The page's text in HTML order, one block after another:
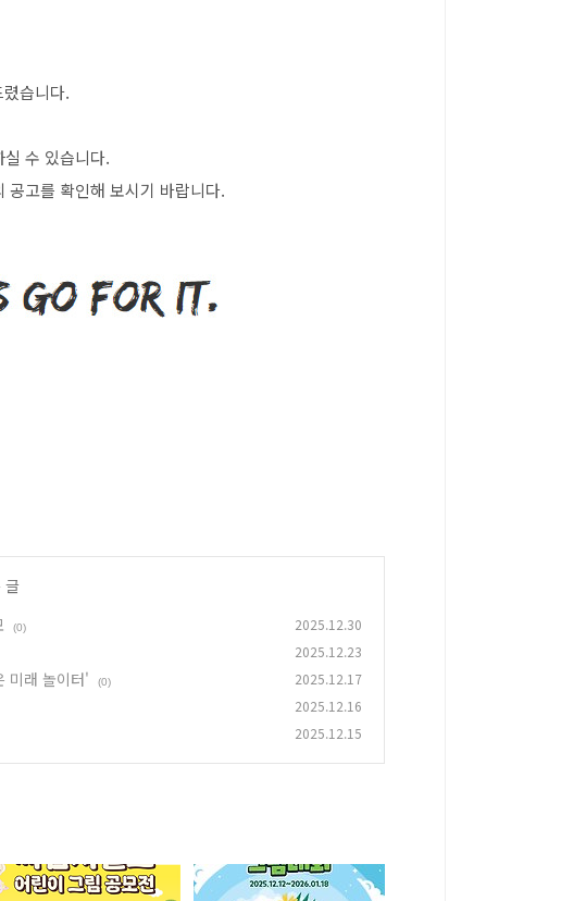
습니다.
실 수 있습니다.
공고를 확인해 보시기 바랍니다.
글
(0) 2025.12.30
2025.12.23
미래 놀이터' (0) 2025.12.17
2025.12.16
2025.12.15